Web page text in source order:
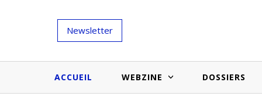
Newsletter
ACCUEIL WEBZINE DOSSIERS